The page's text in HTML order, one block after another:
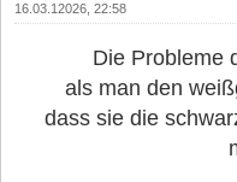
16.03.12026, 22:58
Die Probleme
als man den
dass sie die